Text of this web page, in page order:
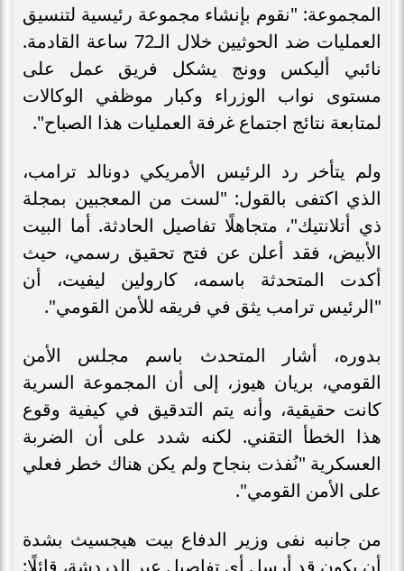
المجموعة: "نقوم بإنشاء مجموعة رئيسية لتنسيق
العمليات ضد الحوثيين خلال الـ72 ساعة القادمة.
نائبي أليكس وونج يشكل فريق عمل على
مستوى نواب الوزراء وكبار موظفي الوكالات
لمتابعة نتائج اجتماع غرفة العمليات هذا الصباح".
ولم يتأخر رد الرئيس الأمريكي دونالد ترامب،
الذي اكتفى بالقول: "لست من المعجبين بمجلة
ذي أتلانتيك"، متجاهلًا تفاصيل الحادثة. أما البيت
الأبيض، فقد أعلن عن فتح تحقيق رسمي، حيث
أكدت المتحدثة باسمه، كارولين ليفيت، أن
"الرئيس ترامب يثق في فريقه للأمن القومي".
بدوره، أشار المتحدث باسم مجلس الأمن
القومي، بريان هيوز، إلى أن المجموعة السرية
كانت حقيقية، وأنه يتم التدقيق في كيفية وقوع
هذا الخطأ التقني. لكنه شدد على أن الضربة
العسكرية "نُفذت بنجاح ولم يكن هناك خطر فعلي
على الأمن القومي".
من جانبه نفى وزير الدفاع بيت هيجسيث بشدة
أن يكون قد أرسل أي تفاصيل عبر الدردشة، قائلًا: